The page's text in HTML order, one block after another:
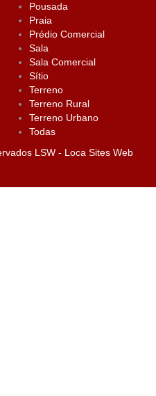
Pousada
Praia
Prédio Comercial
Sala
Sala Comercial
Sítio
Terreno
Terreno Rural
Terreno Urbano
Todas
LSW - Loca Sites Web